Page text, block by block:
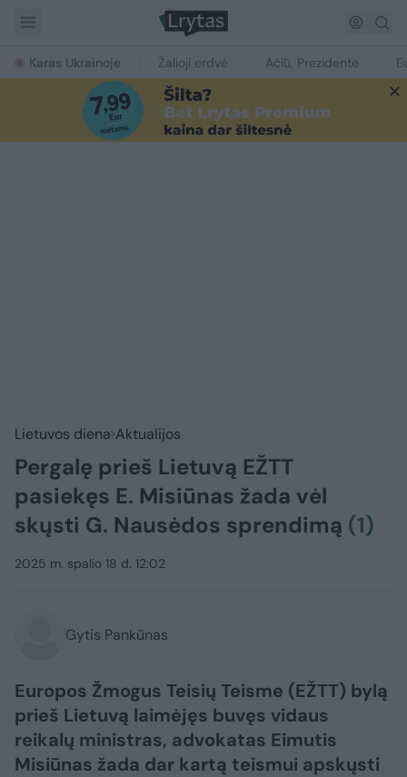
Karas Ukrainoje Žalioji erdvė Ačiū, Prezidente
Lietuvos diena Aktualijos
Pergalę prieš Lietuvą EŽTT
pasiekęs E. Misiūnas žada vėl
skųsti G. Nausėdos sprendimą (1)
2025 m. spalio 18 d. 12:02
Gytis Pankūnas
Europos Žmogus Teisių Teisme (EŽTT) bylą
prieš Lietuvą laimėjęs buvęs vidaus
reikalų ministras, advokatas Eimutis
Misiūnas žada dar kartą teismui apskųsti